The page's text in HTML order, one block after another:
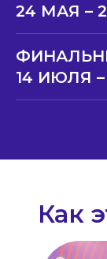
24 МАЯ –
14 ИЮЛЯ –
Как